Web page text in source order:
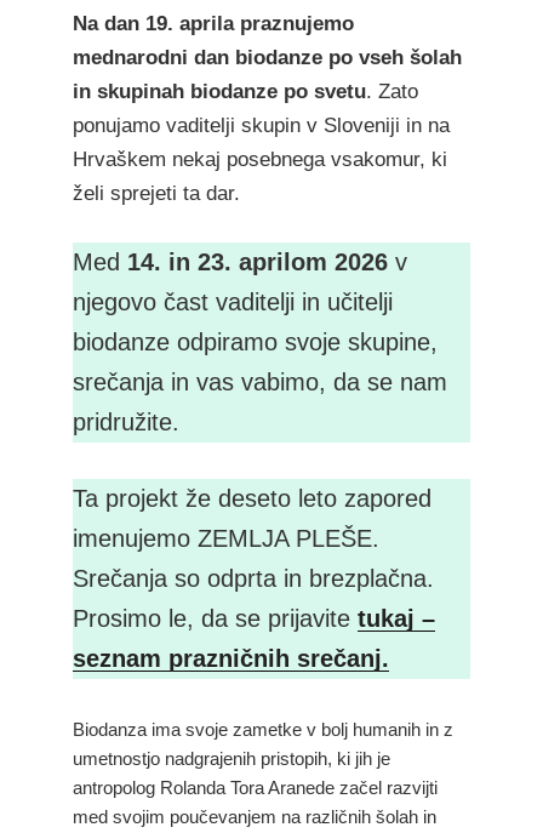
Na dan 19. aprila praznujemo
mednarodni dan biodanze po vseh šolah
in skupinah biodanze po svetu. Zato
ponujamo vaditelji skupin v Sloveniji in na
Hrvaškem nekaj posebnega vsakomur, ki
želi sprejeti ta dar.
Med 14. in 23. aprilom 2026 v
njegovo čast vaditelji in učitelji
biodanze odpiramo svoje skupine,
srečanja in vas vabimo, da se nam
pridružite.
Ta projekt že deseto leto zapored
imenujemo ZEMLJA PLEŠE.
Srečanja so odprta in brezplačna.
Prosimo le, da se prijavite tukaj –
seznam prazničnih srečanj.
Biodanza ima svoje zametke v bolj humanih in z
umetnostjo nadgrajenih pristopih, ki jih je
antropolog Rolanda Tora Aranede začel razvijti
med svojim poučevanjem na različnih šolah in